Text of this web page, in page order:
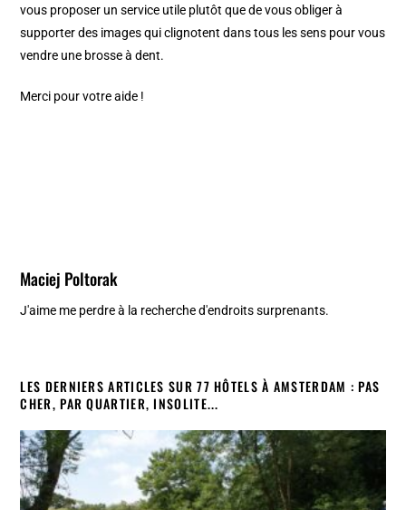
vous proposer un service utile plutôt que de vous obliger à
supporter des images qui clignotent dans tous les sens pour vous
vendre une brosse à dent.
Merci pour votre aide !
Maciej Poltorak
J'aime me perdre à la recherche d'endroits surprenants.
LES DERNIERS ARTICLES SUR 77 HÔTELS À AMSTERDAM : PAS
CHER, PAR QUARTIER, INSOLITE...